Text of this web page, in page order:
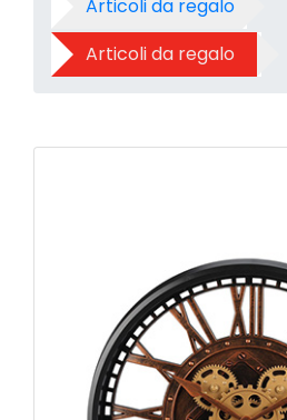
Articoli da regalo
Articoli da regalo